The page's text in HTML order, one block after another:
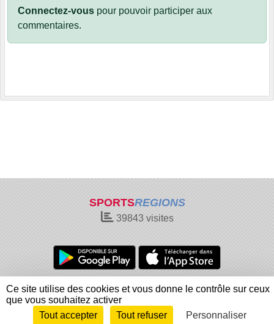
Connectez-vous pour pouvoir participer aux
commentaires.
SPORTSREGIONS
39843visites
Charte cookies
Gestion des cookies
Informations légales
Signaler un contenu inapproprié
Envie de participer ?
Connexion
Ce site utilise des cookies et vous donne le contrôle sur ceux
que vous souhaitez activer
Tout accepter
Tout refuser Personnaliser